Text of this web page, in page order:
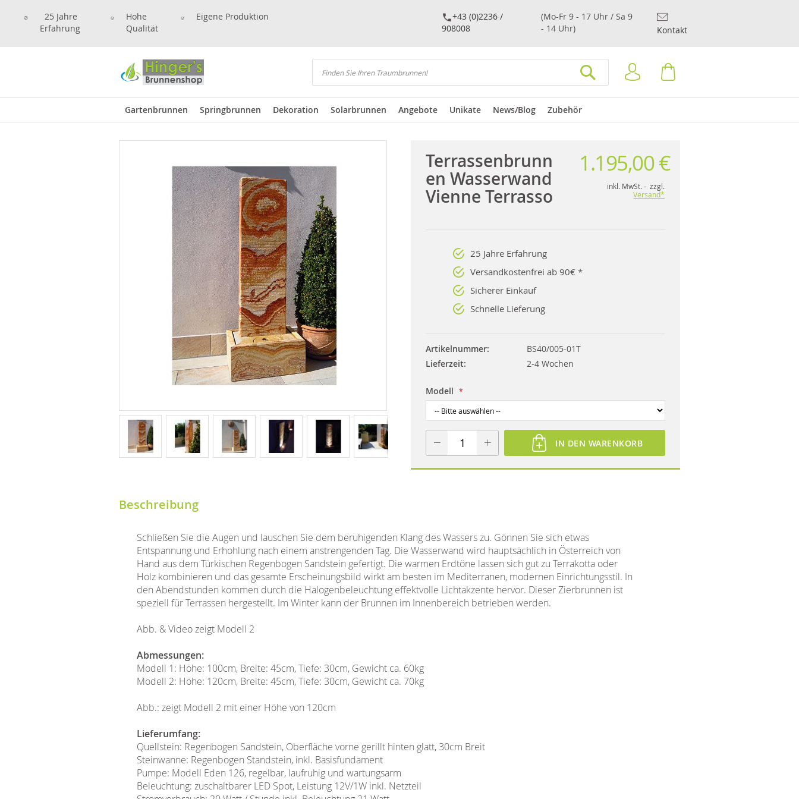
25 Jahre
Erfahrung
Hohe
Qualität
Eigene Produktion
+43 (0)2236 /
908008
(Mo-Fr 9 - 17 Uhr / Sa 9
- 14 Uhr)
Kontakt
Suchen
Anmelden
Gartenbrunnen Springbrunnen Dekoration Solarbrunnen Angebote Unikate News/Blog Zubehör
Terrassenbrunn
en Wasserwand
Vienne Terrasso
1.195,00 €
inkl. MwSt. - zzgl.
Versand*
25 Jahre Erfahrung
Versandkostenfrei ab 90€ *
Sicherer Einkauf
Schnelle Lieferung
Artikelnummer
BS40/005-01T
Lieferzeit
2-4 Wochen
Modell
IN DEN WARENKORB
Beschreibung
Schließen Sie die Augen und lauschen Sie dem beruhigenden Klang des Wassers zu. Gönnen Sie sich etwas
Entspannung und Erhohlung nach einem anstrengenden Tag. Die Wasserwand wird hauptsächlich in Österreich von
Hand aus dem Türkischen Regenbogen Sandstein gefertigt. Die warmen Erdtöne lassen sich gut zu Terrakotta oder
Holz kombinieren und das gesamte Erscheinungsbild wirkt am besten im Mediterranen, modernen Einrichtungsstil. In
den Abendstunden kommen durch die Halogenbeleuchtung effektvolle Lichtakzente hervor. Dieser Zierbrunnen ist
speziell für Terrassen hergestellt. Im Winter kann der Brunnen im Innenbereich betrieben werden.
Abb. & Video zeigt Modell 2
Abmessungen:
Modell 1: Höhe: 100cm, Breite: 45cm, Tiefe: 30cm, Gewicht ca. 60kg
Modell 2: Höhe: 120cm, Breite: 45cm, Tiefe: 30cm, Gewicht ca. 70kg
Abb.: zeigt Modell 2 mit einer Höhe von 120cm
Lieferumfang:
Quellstein: Regenbogen Sandstein, Oberfläche vorne gerillt hinten glatt, 30cm Breit
Steinwanne: Regenbogen Standstein, inkl. Basisfundament
Pumpe: Modell Eden 126, regelbar, laufruhig und wartungsarm
Beleuchtung: zuschaltbarer LED Spot, Leistung 12V/1W inkl. Netzteil